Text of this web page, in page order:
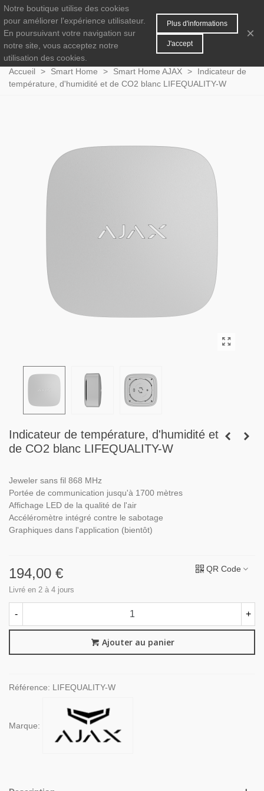
0 MENU
Accueil > Smart Home > Smart Home AJAX >
Indicateur de
température, d'humidité et de CO2 blanc LIFEQUALITY-W
Indicateur de température, d'humidité et
de CO2 blanc LIFEQUALITY-W
Jeweler sans fil 868 MHz
Portée de communication jusqu'à 1700 mètres
Affichage LED de la qualité de l'air
Accéléromètre intégré contre le sabotage
Graphiques dans l'application (bientôt)
194,00 €
Livré en 2 à 4 jours
QR Code
- +
Ajouter au panier
Référence: LIFEQUALITY-W
Marque:
Notre boutique utilise des cookies
pour améliorer l'expérience utilisateur.
En poursuivant votre navigation sur
notre site, vous acceptez notre
utilisation des cookies.
Plus d'informations
J'accept
×